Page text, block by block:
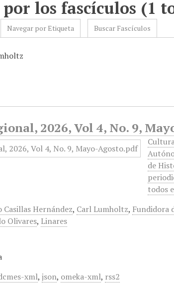
los fascículos (1
Navegar por Etiqueta Buscar Fascículos
2026, Vol 4, No. 9,
de
todos
Hernández, Carl Lumholtz, Fundidora
Olivares, Linares
xml,json, omeka-xml, rss2